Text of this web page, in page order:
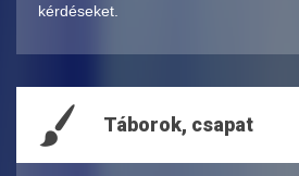
kérdéseket.
Táborok, csapat